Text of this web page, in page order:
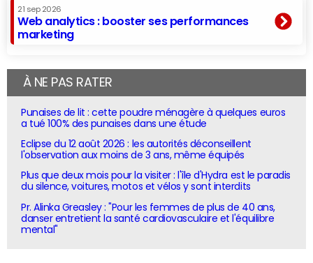
21 sep 2026
Web analytics : booster ses performances
marketing
À NE PAS RATER
Punaises de lit : cette poudre ménagère à quelques euros
a tué 100% des punaises dans une étude
Eclipse du 12 août 2026 : les autorités déconseillent
l'observation aux moins de 3 ans, même équipés
Plus que deux mois pour la visiter : l'île d'Hydra est le paradis
du silence, voitures, motos et vélos y sont interdits
Pr. Alinka Greasley : "Pour les femmes de plus de 40 ans,
danser entretient la santé cardiovasculaire et l'équilibre
mental"